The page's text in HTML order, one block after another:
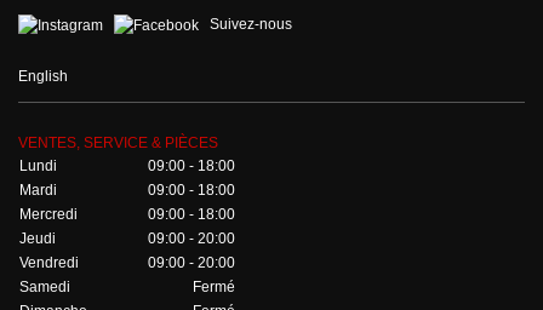
Suivez-nous
English
VENTES, SERVICE & PIÈCES
Lundi
09:00 - 18:00
Mardi
09:00 - 18:00
Mercredi
09:00 - 18:00
Jeudi
09:00 - 20:00
Vendredi
09:00 - 20:00
Samedi
Fermé